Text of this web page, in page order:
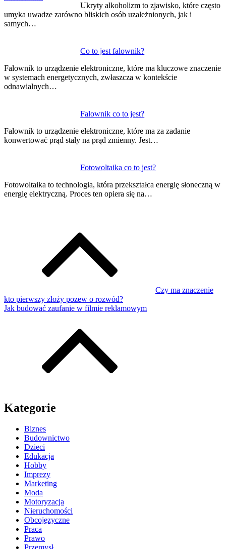
Ukryty alkoholizm to zjawisko, które często
umyka uwadze zarówno bliskich osób uzależnionych, jak i
samych…
Co to jest falownik?
Falownik to urządzenie elektroniczne, które ma kluczowe znaczenie
w systemach energetycznych, zwłaszcza w kontekście
odnawialnych…
Falownik co to jest?
Falownik to urządzenie elektroniczne, które ma za zadanie
konwertować prąd stały na prąd zmienny. Jest…
Fotowoltaika co to jest?
Fotowoltaika to technologia, która przekształca energię słoneczną w
energię elektryczną. Proces ten opiera się na…
Czy ma znaczenie
kto pierwszy złoży pozew o rozwód?
Jak budować zaufanie w filmie reklamowym
Kategorie
Biznes
Budownictwo
Dzieci
Edukacja
Hobby
Imprezy
Marketing
Moda
Motoryzacja
Nieruchomości
Obcojęzyczne
Praca
Prawo